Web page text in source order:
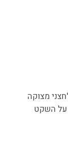
מצוקה
על השקט